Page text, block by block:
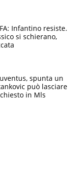
Infantino resiste.
si schierano,
spunta un
può lasciare
in Mls